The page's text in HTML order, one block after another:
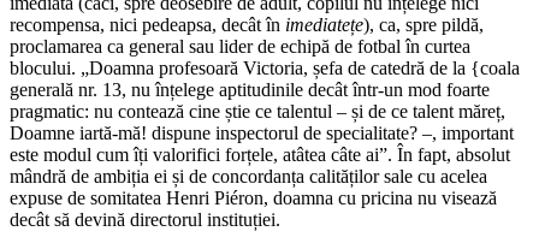
recompensa, nici pedeapsa, decât în imediatețe), ca, spre pildă,
proclamarea ca general sau lider de echipă de fotbal în curtea
blocului. „Doamna profesoară Victoria, șefa de catedră de la {coala
generală nr. 13, nu înțelege aptitudinile decât într-un mod foarte
pragmatic: nu contează cine știe ce talentul – și de ce talent măreț,
Doamne iartă-mă! dispune inspectorul de specialitate? –, important
este modul cum îți valorifici forțele, atâtea câte ai”. În fapt, absolut
mândră de ambiția ei și de concordanța calităților sale cu acelea
expuse de somitatea Henri Piéron, doamna cu pricina nu visează
decât să devină directorul instituției.